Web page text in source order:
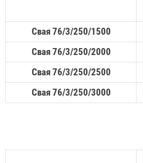
Свая 76/3/250/1500
Свая 76/3/250/2000
Свая 76/3/250/2500
Свая 76/3/250/3000